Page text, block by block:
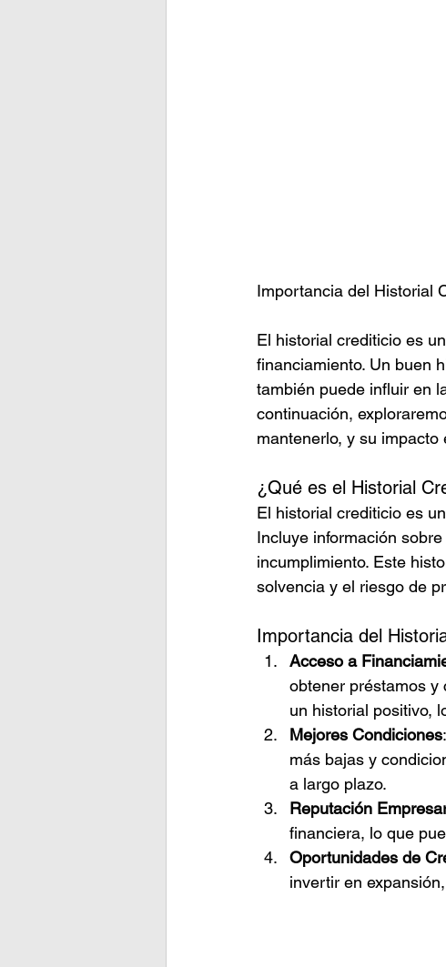
Importancia del Historial
El historial crediticio es
financiamiento. Un buen
también puede influir en
continuación,
mantenerlo, y su
¿Qué es el Historial
El historial crediticio es un
Incluye información
incumplimiento. Este
solvencia y el riesgo de
Importancia del
Acceso a
obtener préstamos y
un historial positivo,
Mejores Condiciones
más bajas y
a largo plazo.
Reputación
financiera, lo que
Oportunidades de
invertir en